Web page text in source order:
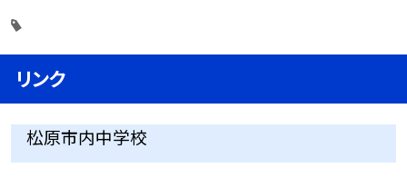
リンク
松原市内中学校